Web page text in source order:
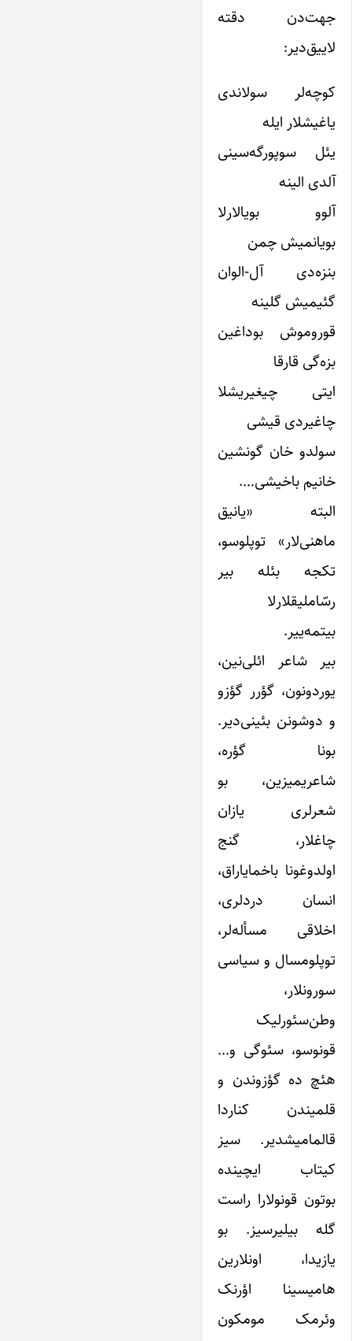
جهت‌دن دقته
لاییق‌دیر:
کوچه‌لر سولاندی
یاغیشلار ایله
یئل سوپورگه‌سینی
آلدی الینه
آلوو بویالارلا
بویانمیش چمن
بنزه‌دی آل-الوان
گئیمیش گلینه
قوروموش بوداغین
بزه‌گی قارقا
ایتی چیغیریشلا
چاغیردی قیشی
سولدو خان گونشین
خانیم باخیشی….
البته «یانیق
ماهنی‌لار» توپلوسو،
تکجه بئله بیر
رسّاملیقلارلا
بیتمه‌ییر.
بیر شاعر ائلی‌نین،
یوردونون، گؤرر گؤزو
و دوشونن بئینی‌دیر.
بونا گؤره،
شاعریمیزین، بو
شعرلری یازان
چاغلار، گنج
اولدوغونا باخمایاراق،
انسان دردلری،
اخلاقی مسأله‌لر،
توپلومسال و سیاسی
سورونلار،
وطن‌سئورلیک
قونوسو، سئوگی و…
هئچ ده گؤزوندن و
قلمیندن کناردا
قالمامیشدیر. سیز
کیتاب ایچینده
بوتون قونولارا راست
گله بیلیرسیز. بو
یازیدا، اونلارین
هامیسینا اؤرنک
وئرمک مومکون